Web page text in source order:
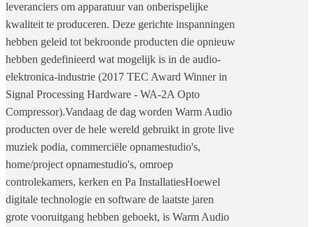
leveranciers om apparatuur van onberispelijke
kwaliteit te produceren. Deze gerichte inspanningen
hebben geleid tot bekroonde producten die opnieuw
hebben gedefinieerd wat mogelijk is in de audio-
elektronica-industrie (2017 TEC Award Winner in
Signal Processing Hardware - WA-2A Opto
Compressor).Vandaag de dag worden Warm Audio
producten over de hele wereld gebruikt in grote live
muziek podia, commerciële opnamestudio's,
home/project opnamestudio's, omroep
controlekamers, kerken en Pa InstallatiesHoewel
digitale technologie en software de laatste jaren
grote vooruitgang hebben geboekt, is Warm Audio